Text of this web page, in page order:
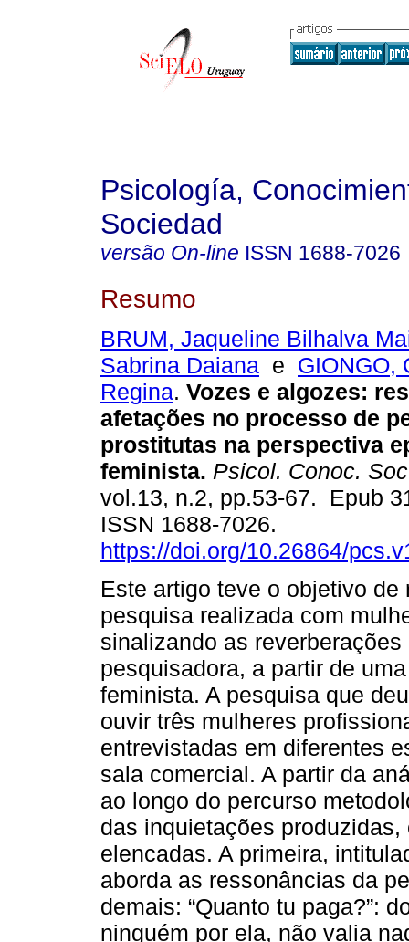
Psicología,
Sociedad
versão On-line ISSN 1688-7026
Resumo
BRUM, Jaqueline Bilhalva
Sabrina Daiana e GIONGO,
Regina. Vozes e algozes:
afetações no processo de
prostitutas na perspectiva
feminista. Psicol. Conoc.
vol.13, n.2, pp.53-67. Epub
ISSN 1688-7026.
https://doi.org/10.26864/
Este artigo teve o objetivo
pesquisa realizada com
sinalizando as
pesquisadora, a partir de
feminista. A pesquisa que
ouvir três mulheres
entrevistadas em diferentes
sala comercial. A partir da
ao longo do percurso
das inquietações
elencadas. A primeira,
aborda as ressonâncias da
demais: “Quanto tu paga?”:
ninguém por ela, não valia